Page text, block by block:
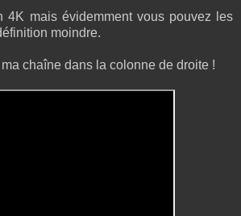
4K mais évidemment vous pouvez les
moindre.
chaîne dans la colonne de droite !